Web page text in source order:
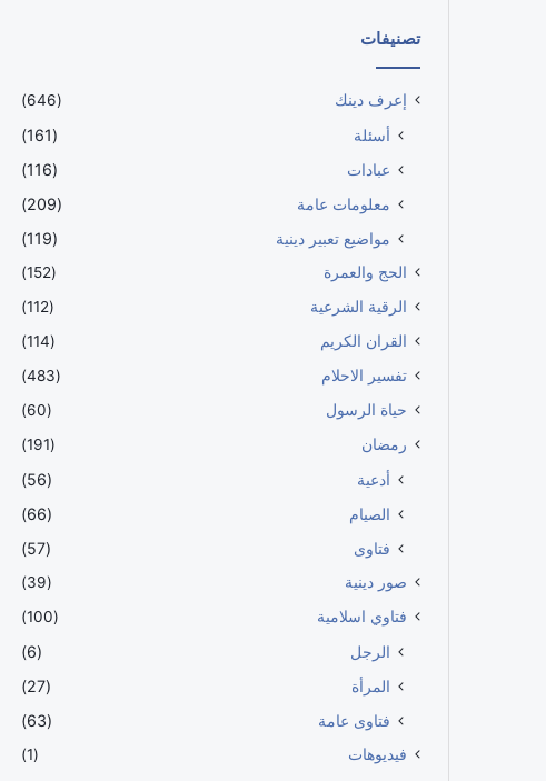
تصنيفات
إعرف دينك (646)
أسئلة
(161)
عبادات
(116)
معلومات عامة
(209)
مواضيع تعبير دينية
(119)
الحج والعمرة
(152)
الرقية الشرعية
(112)
القران الكريم
(114)
تفسير الاحلام
(483)
حياة الرسول
(60)
رمضان
(191)
أدعية
(56)
الصيام
(66)
فتاوى
(57)
صور دينية
(39)
فتاوي اسلامية
(100)
الرجل
(6)
المرأة
(27)
فتاوى عامة
(63)
فيديوهات
(1)